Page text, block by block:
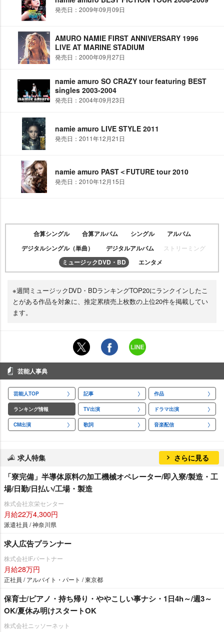
発売日：2009年09月09日
AMURO NAMIE FIRST ANNIVERSARY 1996
LIVE AT MARINE STADIUM
発売日：2000年09月27日
namie amuro SO CRAZY tour featuring BEST
singles 2003-2004
発売日：2004年09月23日
namie amuro LIVE STYLE 2011
発売日：2011年12月21日
namie amuro PAST＜FUTURE tour 2010
発売日：2010年12月15日
合算シングル 合算アルバム シングル
アルバム
デジタルシングル（単曲）
デジタルアルバム ストリーミング
ミュージックDVD・BD エンタメ
※週間ミュージックDVD・BDランキングTOP20にランクインしたこ
とがある作品を対象に、推定累積売上枚数の上位20件を掲載してい
ます。
芸能人事典
芸能人TOP 記事 作品
ランキング情報 TV出演 ドラマ出演
CM出演 歌詞 音楽配信
求人特集 さらに見る
「寮完備」半導体原料の加工機械オペレーター/即入寮/製造・工
場/日勤/日払い/工場・製造
株式会社京栄センター
月給22万4,300円
派遣社員 / 神奈川県
求人広告プランナー
株式会社IFパートナー
月給28万円
正社員 / アルバイト・パート / 東京都
保育士/ピアノ・持ち帰り・ややこしい事ナシ・1日4h～/週3～
OK/夏休み明けスタートOK
株式会社ニッソーネット